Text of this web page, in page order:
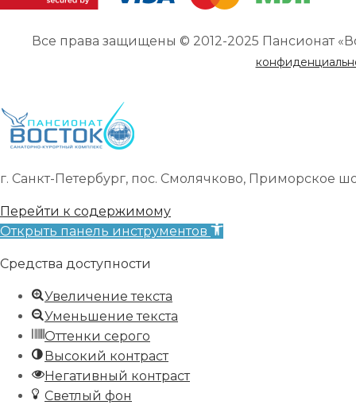
Все права защищены © 2012-2025 Пансионат
г. Санкт-Петербург, пос. Смолячково, Приморское
Перейти к содержимому
Открыть панель инструментов
Средства доступности
Увеличение текста
Уменьшение текста
Оттенки серого
Высокий контраст
Негативный контраст
Светлый фон